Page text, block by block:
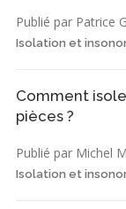
Publié par Patrice
Isolation et
Comment
pièces ?
Publié par Michel
Isolation et